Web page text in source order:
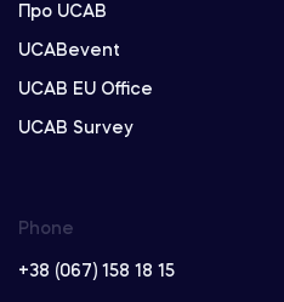
Про UCAB
UCABevent
UCAB EU Office
UCAB Survey
Phone
+38 (067) 158 18 15